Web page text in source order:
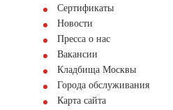
Сертификаты
Новости
Пресса о нас
Вакансии
Кладбища Москвы
Города обслуживания
Карта сайта